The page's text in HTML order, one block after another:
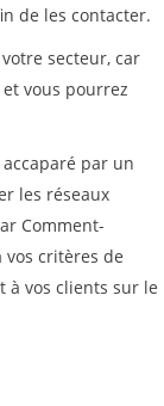
de les contacter.
secteur, car
et vous pourrez
par un
les réseaux
Comment-
critères de
à vos clients sur le